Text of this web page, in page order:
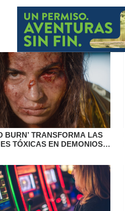
BURN’ TRANSFORMA LAS
TÓXICAS EN DEMONIOS